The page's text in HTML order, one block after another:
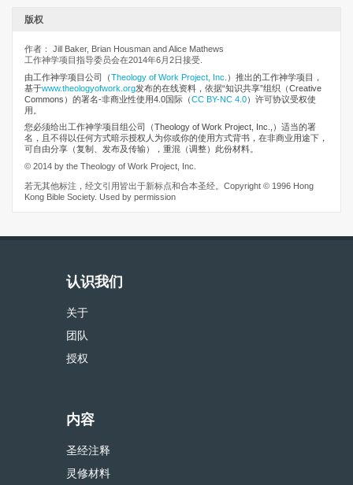
版权
作者： Jill Baker, Brian Housman and Alice Mathews
工作神学项目指导委员会在2014年6月2日接受.
由工作神学项目公司
（Theology of Work Project, Inc. ）推出的工作神学项目，
基于www.theologyofwork.org发布的在线资料，依据“知识共享”组织（Creative
Commons）的署名-非商业性使用4.0国际（CC BY-NC 4.0）许可协议受权使
用。
您必须给出工作神学项目组公司（Theology of Work Project, Inc.,）适当的署
名，且不得以任何方式暗示授权人为你或你的使用方式背书，在非商业用途下，
可自由分享（复制、发布及传输），重混（调整）此份材料。
© 2014 by the Theology of Work Project, Inc.
若无其他标注，经文引用皆出于新标点和合本圣经。Copyright © 1996 Hong
Kong Bible Society. Used by permission
认识我们
关于
团队
授权
内容
圣经注释
灵修材料